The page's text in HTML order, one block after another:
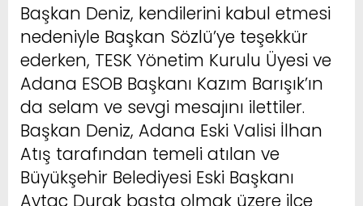
Başkan Deniz, kendilerini kabul etmesi
nedeniyle Başkan Sözlü’ye teşekkür
ederken, TESK Yönetim Kurulu Üyesi ve
Adana ESOB Başkanı Kazım Barışık’ın
da selam ve sevgi mesajını ilettiler.
Başkan Deniz, Adana Eski Valisi İlhan
Atış tarafından temeli atılan ve
Büyükşehir Belediyesi Eski Başkanı
Aytaç Durak başta olmak üzere ilçe